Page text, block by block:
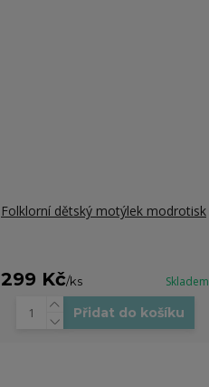
Folklorní dětský motýlek modrotisk
299 Kč/ks Skladem
Přidat do košíku